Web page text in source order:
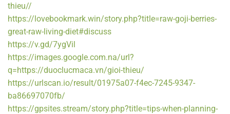
thieu//
https://lovebookmark.win/story.php?title=raw-goji-berries-
great-raw-living-diet#discuss
https://v.gd/7ygVil
https://images.google.com.na/url?
q=https://duoclucmaca.vn/gioi-thieu/
https://urlscan.io/result/01975a07-f4ec-7245-9347-
ba86697070fb/
https://gpsites.stream/story.php?title=tips-when-planning-